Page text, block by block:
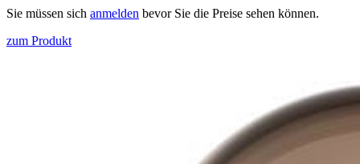
Sie müssen sich anmelden bevor Sie die Preise sehen können.
zum Produkt